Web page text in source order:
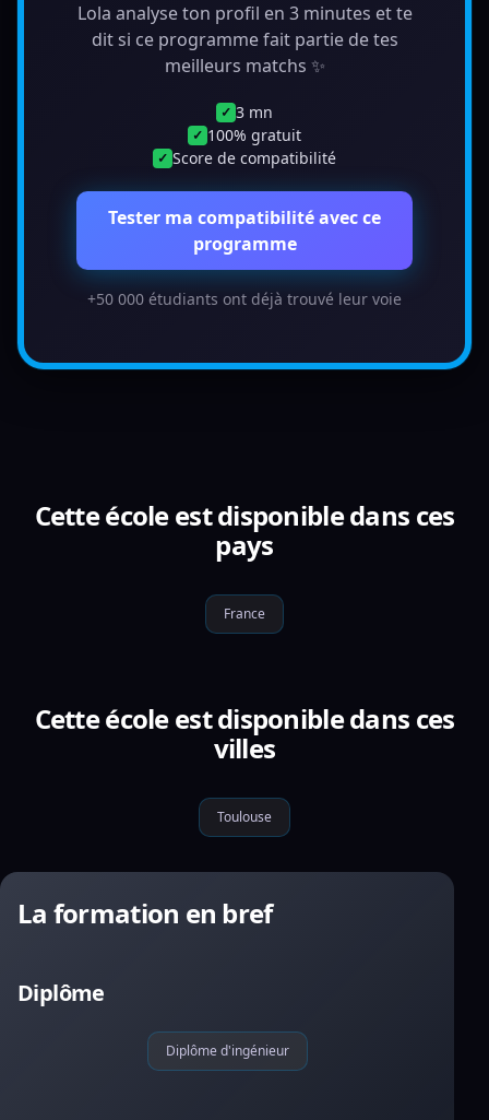
Lola analyse ton profil en 3 minutes et te
dit si ce programme fait partie de tes
meilleurs matchs ✨
✓ 3 mn
✓ 100% gratuit
✓ Score de compatibilité
Tester ma compatibilité avec ce
programme
+50 000 étudiants ont déjà trouvé leur voie
Cette école est disponible dans ces
pays
France
Cette école est disponible dans ces
villes
Toulouse
La formation en bref
Diplôme
Diplôme d'ingénieur